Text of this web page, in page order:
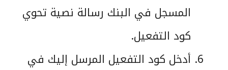
المسجل في البنك رسالة نصية تحوي
كود التفعيل.
أدخل كود التفعيل المرسل إليك في